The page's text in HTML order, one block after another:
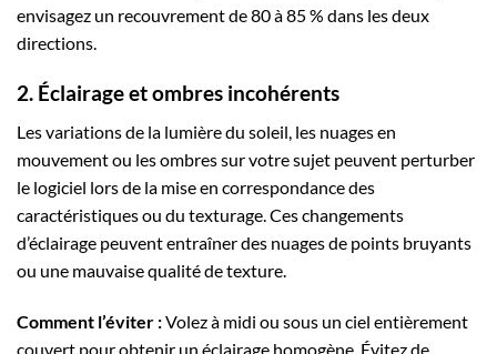
envisagez un recouvrement de 80 à 85 % dans les deux
directions.
2. Éclairage et ombres incohérents
Les variations de la lumière du soleil, les nuages en
mouvement ou les ombres sur votre sujet peuvent perturber
le logiciel lors de la mise en correspondance des
caractéristiques ou du texturage. Ces changements
d’éclairage peuvent entraîner des nuages de points bruyants
ou une mauvaise qualité de texture.
Comment l’éviter :Volez à midi ou sous un ciel entièrement
couvert pour obtenir un éclairage homogène. Évitez de